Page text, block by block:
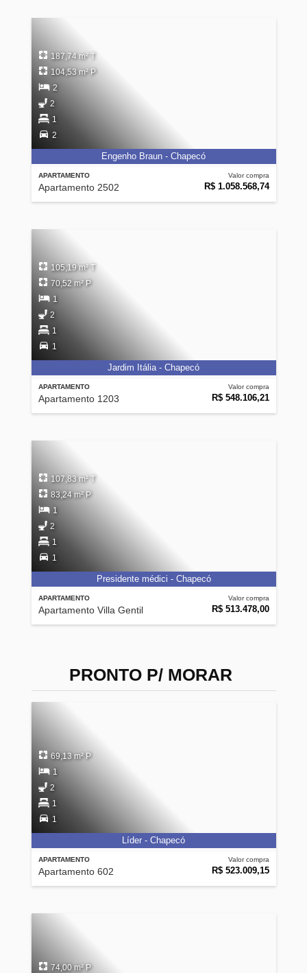
APARTAMENTO
Apartamento 2502
Valor compra
R$ 1.058.568,74
187,74 m² T
104,53 m² P
2
2
1
2
Engenho Braun - Chapecó
APARTAMENTO
Apartamento 1203
Valor compra
R$ 548.106,21
105,19 m² T
70,52 m² P
1
2
1
1
Jardim Itália - Chapecó
APARTAMENTO
Apartamento Villa Gentil
Valor compra
R$ 513.478,00
107,83 m² T
83,24 m² P
1
2
1
1
Presidente médici - Chapecó
PRONTO P/ MORAR
APARTAMENTO
Apartamento 602
Valor compra
R$ 523.009,15
69,13 m² P
1
2
1
1
Líder - Chapecó
74,00 m² P